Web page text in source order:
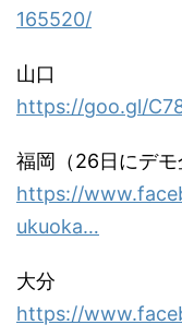
165520/
山口
https://goo.gl/
福岡（26日にデモ
https://
ukuoka…
大分
https://